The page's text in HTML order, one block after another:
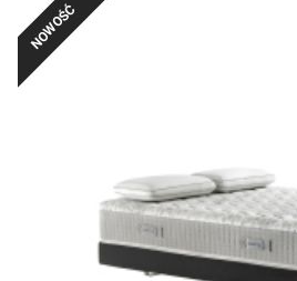
NOWOŚĆ